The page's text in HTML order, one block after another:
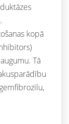
kopā
Tā